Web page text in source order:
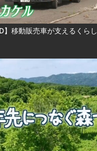
】移動販売車が支えるくらし